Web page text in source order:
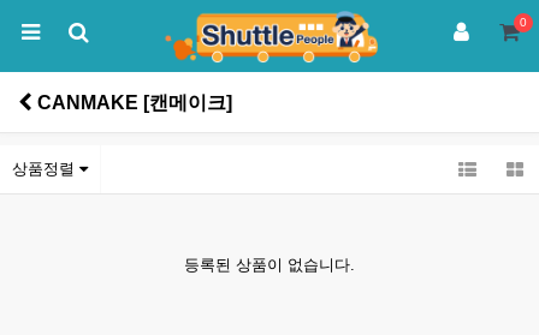
0
CANMAKE [캔메이크]
상품정렬
등록된 상품이 없습니다.